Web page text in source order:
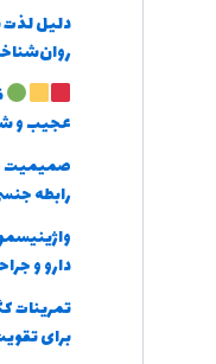
عجیب و
صمیمیت
رابطه
دارو و
تمرینات
برای